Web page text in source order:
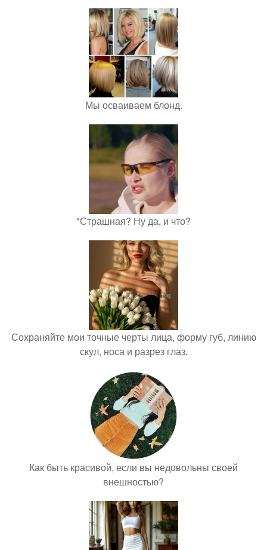
Мы осваиваем блонд.
"Страшная? Ну да, и что?
Сохраняйте мои точные черты лица, форму губ, линию
скул, носа и разрез глаз.
Как быть красивой, если вы недовольны своей
внешностью?